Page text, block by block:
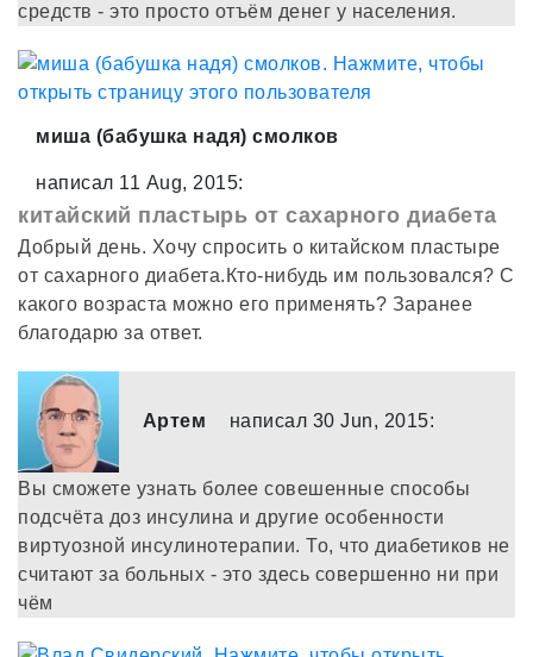
средств - это просто отъём денег у населения.
миша (бабушка надя) смолков
написал 11 Aug, 2015:
китайский пластырь от сахарного диабета
Добрый день. Хочу спросить о китайском пластыре
от сахарного диабета.Кто-нибудь им пользовался? С
какого возраста можно его применять? Заранее
благодарю за ответ.
Артем написал 30 Jun, 2015:
Вы сможете узнать более совешенные способы
подсчёта доз инсулина и другие особенности
виртуозной инсулинотерапии. То, что диабетиков не
считают за больных - это здесь совершенно ни при
чём